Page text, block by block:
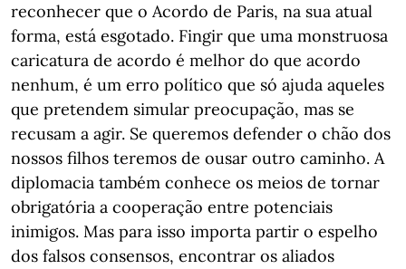
reconhecer que o Acordo de Paris, na sua atual
forma, está esgotado. Fingir que uma monstruosa
caricatura de acordo é melhor do que acordo
nenhum, é um erro político que só ajuda aqueles
que pretendem simular preocupação, mas se
recusam a agir. Se queremos defender o chão dos
nossos filhos teremos de ousar outro caminho. A
diplomacia também conhece os meios de tornar
obrigatória a cooperação entre potenciais
inimigos. Mas para isso importa partir o espelho
dos falsos consensos, encontrar os aliados